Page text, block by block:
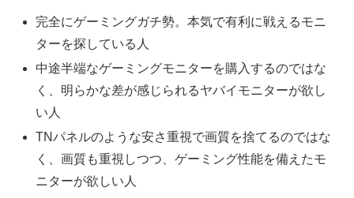
完全にゲーミングガチ勢。本気で有利に戦えるモニ
ターを探している人
中途半端なゲーミングモニターを購入するのではな
く、明らかな差が感じられるヤバイモニターが欲し
い人
TNパネルのような安さ重視で画質を捨てるのではな
く、画質も重視しつつ、ゲーミング性能を備えたモ
ニターが欲しい人